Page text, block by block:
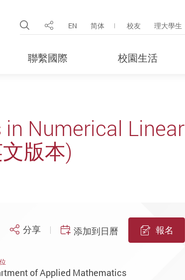
Open Site Search Popup
分享 EN 简体 校友 理大學生
聯繫國際 校園生活
Numerical Linear
版本)
分享 添加到日曆 報名
of Applied Mathematics